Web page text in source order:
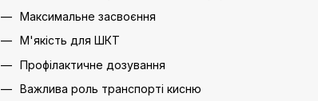
Максимальне засвоєння
М'якість для ШКТ
Профілактичне дозування
Важлива роль транспорті кисню